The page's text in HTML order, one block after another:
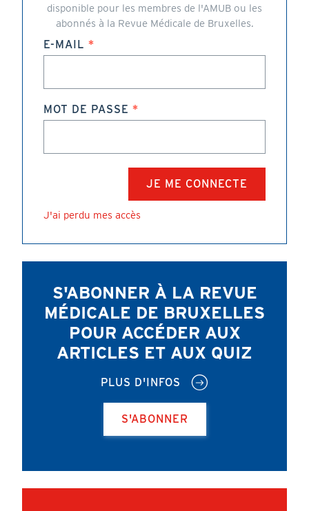
disponible pour les membres de l'AMUB ou les
abonnés à la Revue Médicale de Bruxelles.
E-MAIL
MOT DE PASSE
J'ai perdu mes accès
S'ABONNER À LA REVUE
MÉDICALE DE BRUXELLES
POUR ACCÉDER AUX
ARTICLES ET AUX QUIZ
PLUS D'INFOS
S'ABONNER